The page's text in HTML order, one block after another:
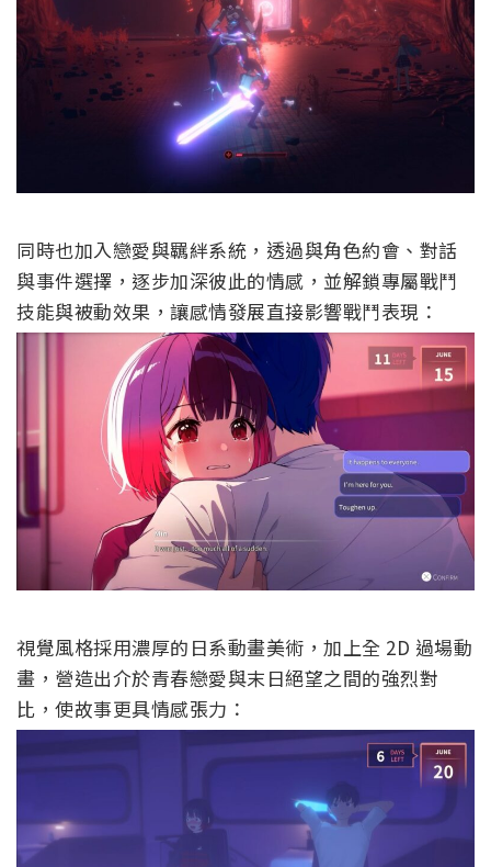
同時也加入戀愛與羈絆系統，透過與角色約會、對話
與事件選擇，逐步加深彼此的情感，並解鎖專屬戰鬥
技能與被動效果，讓感情發展直接影響戰鬥表現：
視覺風格採用濃厚的日系動畫美術，加上全 2D 過場動
畫，營造出介於青春戀愛與末日絕望之間的強烈對
比，使故事更具情感張力：